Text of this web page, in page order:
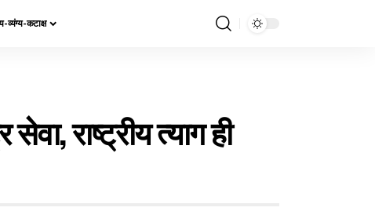
व्यंग्य-कटाक्ष
राष्ट्रीय त्याग ही